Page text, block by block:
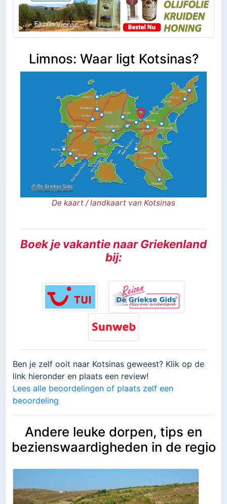
Limnos: Waar ligt Kotsinas?
De kaart / landkaart van Kotsinas
Boek je vakantie naar Griekenland
bij:
Ben je zelf ooit naar Kotsinas geweest? Klik op de
link hieronder en plaats een review!
Lees alle beoordelingen of plaats zelf een
beoordeling
Andere leuke dorpen, tips en
bezienswaardigheden in de regio